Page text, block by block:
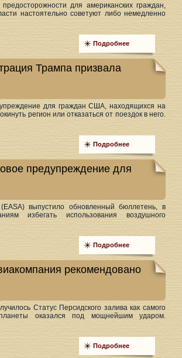
для американских граждан,
настоятельно советуют либо немедленно
Подробнее
Трампа призвала
для граждан США, находящихся на
регион или отказаться от поездок в него.
Подробнее
предупреждение для
выпустило обновленный бюллетень, в
избегать использования воздушного
Подробнее
рекомендовано
Статус Персидского залива как самого
оказался под мощнейшим ударом.
Подробнее